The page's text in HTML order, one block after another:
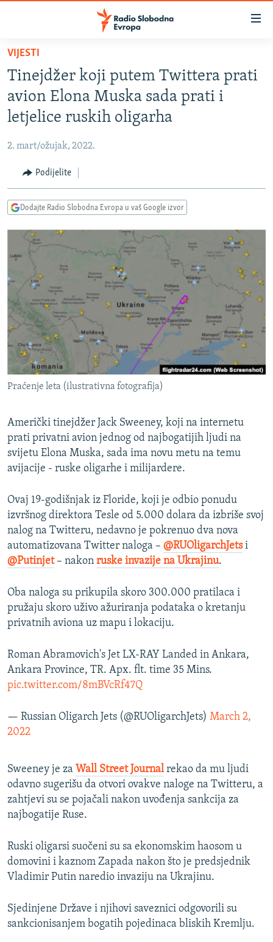
Pređite
glavni
sadržaj
Pređite
na
glavnu
Pređite
na
pretragu
BOSNA I HERCEGOVINA
SRBIJA
KOSOVO
CRNA GORA
VIZUELNO
INFOGRAFIKE
RAT U UKRAJINI
KINA NA BALKANU
RSE PRIČE IZ SVIJETA
ISPRIČAJ MI
DNEVNO@RSE
SPECIJALI RSE
VIŠE OD NASLOVA
GENOCID U SREBRENICI
POPLAVE I KLIZIŠTA U BIH 2024.
TV LIBERTY
POST SCRIPTUM
SVE KARTE DEJTONA
NASTANAK I RASPAD JUGOSLAVIJE
PRATITE NAS
Sve RFE/RL stranice
VIJESTI
Tinejdžer koji putem Twittera prati
avion Elona Muska sada prati i
letjelice ruskih oligarha
2. mart/ožujak, 2022.
Podijelite
Dodajte Radio Slobodna Evropa u vaš Google izvor
Praćenje leta (ilustrativna fotografija)
Američki tinejdžer Jack Sweeney, koji na internetu
prati privatni avion jednog od najbogatijih ljudi na
svijetu Elona Muska, sada ima novu metu na temu
avijacije - ruske oligarhe i milijardere.
Ovaj 19-godišnjak iz Floride, koji je odbio ponudu
izvršnog direktora Tesle od 5.000 dolara da izbriše svoj
nalog na Twitteru, nedavno je pokrenuo dva nova
automatizovana Twitter naloga – @RUOligarchJetsi
@Putinjet– nakon ruske invazije na Ukrajinu.
Oba naloga su prikupila skoro 300.000 pratilaca i
pružaju skoro uživo ažuriranja podataka o kretanju
privatnih aviona uz mapu i lokaciju.
Roman Abramovich's Jet LX-RAY Landed in Ankara,
Ankara Province, TR. Apx. flt. time 35 Mins.
pic.twitter.com/8mBVcRf47Q
— Russian Oligarch Jets (@RUOligarchJets) March 2,
2022
Sweeney je za Wall Street Journalrekao da mu ljudi
odavno sugerišu da otvori ovakve naloge na Twitteru, a
zahtjevi su se pojačali nakon uvođenja sankcija za
najbogatije Ruse.
Ruski oligarsi suočeni su sa ekonomskim haosom u
domovini i kaznom Zapada nakon što je predsjednik
Vladimir Putin naredio invaziju na Ukrajinu.
Sjedinjene Države i njihovi saveznici odgovorili su
sankcionisanjem bogatih pojedinaca bliskih Kremlju.